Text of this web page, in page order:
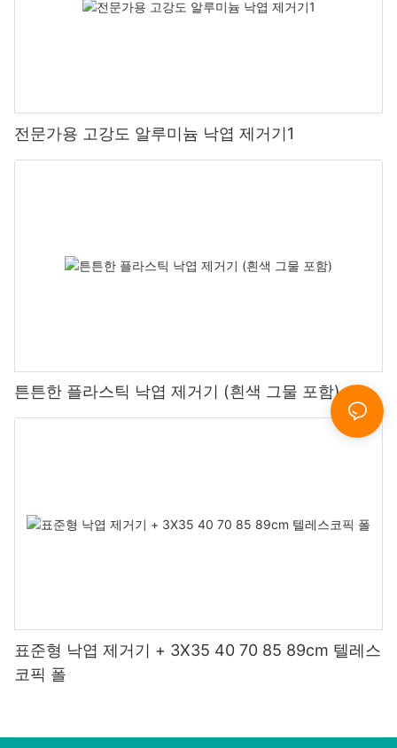
전문가용 고강도 알루미늄 낙엽 제거기1
튼튼한 플라스틱 낙엽 제거기 (흰색 그물 포함)
표준형 낙엽 제거기 + 3X35 40 70 85 89cm 텔레스
코픽 폴